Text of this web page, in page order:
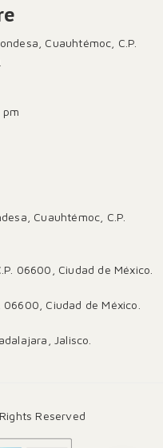
Cuauhtémoc, C.P.
Cuauhtémoc, C.P.
06600, Ciudad de México.
Ciudad de México.
Jalisco.
Reserved